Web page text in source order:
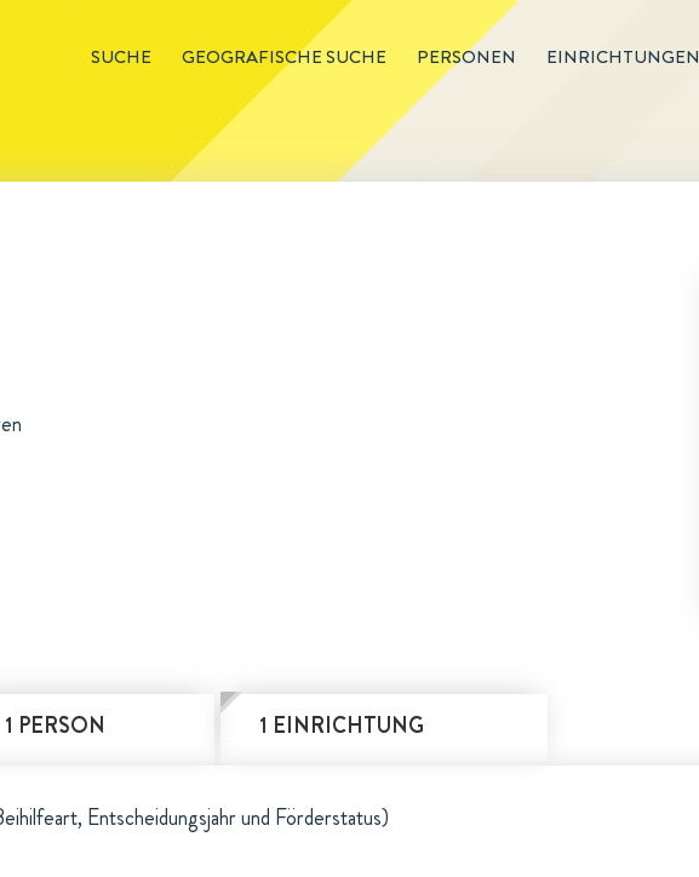
SUCHE GEOGRAFISCHE SUCHE PERSONEN EINRICHTUNGEN
1 PERSON 1 EINRICHTUNG
Entscheidungsjahr und Förderstatus)